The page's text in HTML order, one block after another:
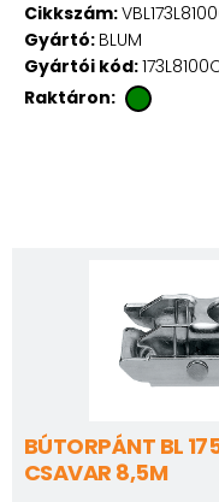
Cikkszám:
Gyártó: BLUM
Gyártói kód:
Raktáron:
BÚTORPÁNT BL
CSAVAR 8,5M